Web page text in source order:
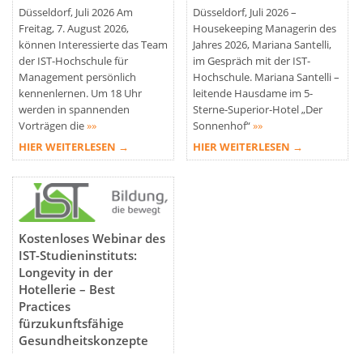
Düsseldorf, Juli 2026 Am
Freitag, 7. August 2026,
können Interessierte das Team
der IST-Hochschule für
Management persönlich
kennenlernen. Um 18 Uhr
werden in spannenden
Vorträgen die»»
HIER WEITERLESEN →
Düsseldorf, Juli 2026 –
Housekeeping Managerin des
Jahres 2026, Mariana Santelli,
im Gespräch mit der IST-
Hochschule. Mariana Santelli –
leitende Hausdame im 5-
Sterne-Superior-Hotel „Der
Sonnenhof“»»
HIER WEITERLESEN →
Kostenloses Webinar des
IST-Studieninstituts:
Longevity in der
Hotellerie – Best
Practices
fürzukunftsfähige
Gesundheitskonzepte